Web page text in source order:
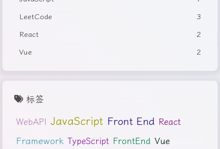
LeetCode
3
React
2
Vue
2
标签
WebAPI JavaScript Front End React
Framework TypeScript FrontEnd Vue